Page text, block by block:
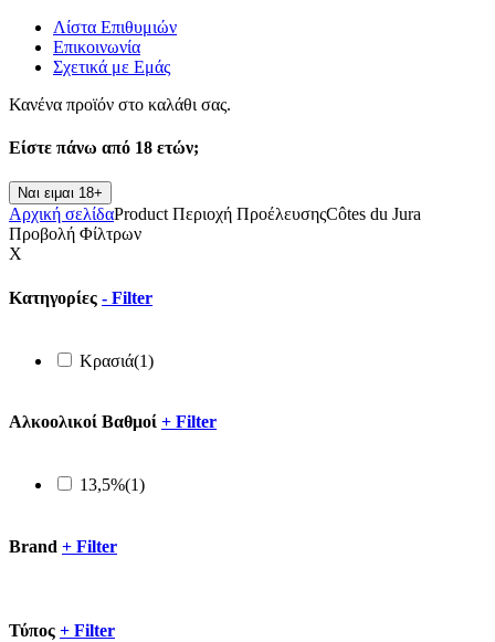
Λίστα Επιθυμιών
Επικοινωνία
Σχετικά με Εμάς
Κανένα προϊόν στο καλάθι σας.
Είστε πάνω από 18 ετών;
Ναι ειμαι 18+
Αρχική σελίδαProduct Περιοχή ΠροέλευσηςCôtes du Jura
Προβολή Φίλτρων
X
Κατηγορίες - Filter
Κρασιά(1)
Αλκοολικοί Βαθμοί + Filter
13,5%(1)
Brand + Filter
Τύπος + Filter